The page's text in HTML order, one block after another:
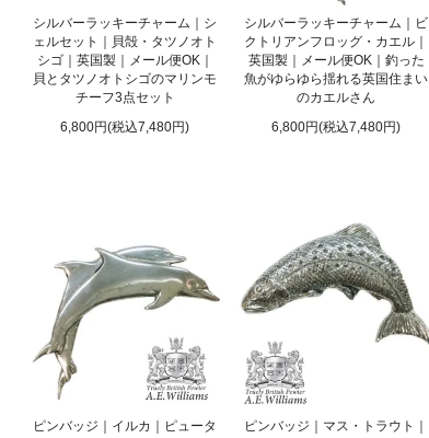
シルバーラッキーチャーム｜シ
ェルセット｜貝殻・タツノオト
シゴ｜英国製｜メール便OK｜
貝とタツノオトシゴのマリンモ
チーフ3点セット
6,800円(税込7,480円)
シルバーラッキーチャーム｜ビ
クトリアンフロッグ・カエル｜
英国製｜メール便OK｜釣った
魚がゆらゆら揺れる英国住まい
のカエルさん
6,800円(税込7,480円)
ピンバッジ｜イルカ｜ピュータ
ピンバッジ｜マス・トラウト｜
シェリーグラス・ワイングラス キッチン雑貨
ランプシェイド バスケット 額絵
フォトフレーム ぬいぐるみ
もっと詳細なカテゴリはココ！
シンブル・指ぬき ピンクッション・針刺し